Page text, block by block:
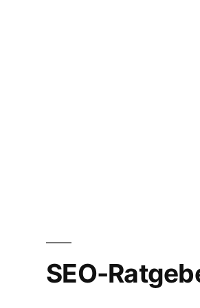
SEO-